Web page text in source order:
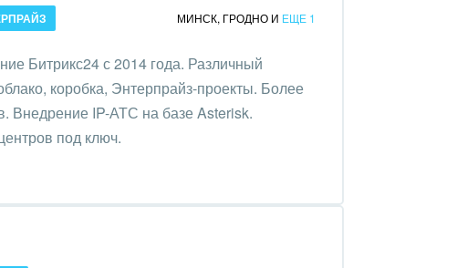
МИНСК, ГРОДНО И ЕЩЕ 1
Битрикс24 с 2014 года. Различный
коробка, Энтерпрайз-проекты. Более
Внедрение IP-АТС на базе Asterisk.
под ключ.